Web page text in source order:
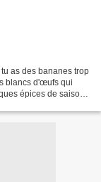
as des bananes trop
blancs d'œufs qui
épices de saison